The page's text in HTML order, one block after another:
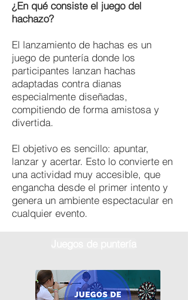
¿En qué consiste el juego del
hachazo?
El lanzamiento de hachas es un
juego de puntería donde los
participantes lanzan hachas
adaptadas contra dianas
especialmente diseñadas,
compitiendo de forma amistosa y
divertida.
El objetivo es sencillo: apuntar,
lanzar y acertar. Esto lo convierte en
una actividad muy accesible, que
engancha desde el primer intento y
genera un ambiente espectacular en
cualquier evento.